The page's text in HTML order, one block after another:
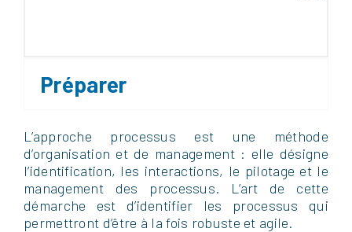
Préparer
L’approche processus est une méthode
d’organisation et de management : elle désigne
l’identification, les interactions, le pilotage et le
management des processus. L’art de cette
démarche est d’identifier les processus qui
permettront d’être à la fois robuste et agile.